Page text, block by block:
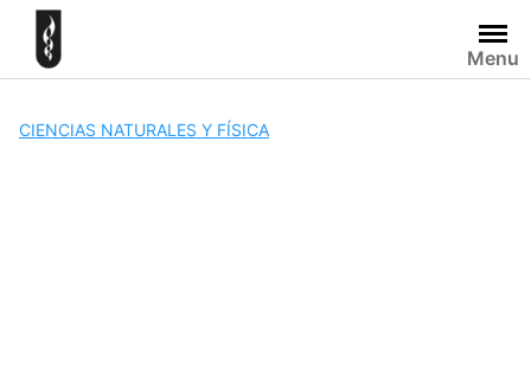
Skip
content
Menu
CIENCIAS NATURALES Y FÍSICA